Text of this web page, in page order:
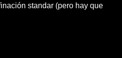
standar (pero hay que